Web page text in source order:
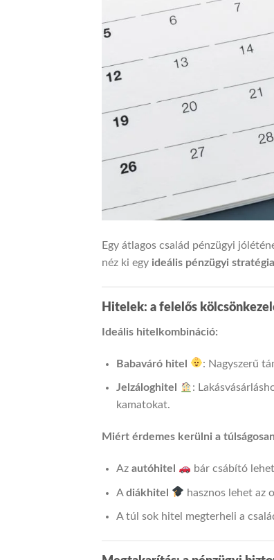
Egy átlagos család pénzügyi
néz ki egy ideális pénzügyi stratégia
Hitelek: a felelős
Ideális hitelkombináció:
Babaváró hitel : Nagyszerű
Jelzáloghitel
:
kamatokat.
Miért érdemes kerülni a
Az autóhitel bár csábító
A diákhitel hasznos lehet az
A túl sok hitel megterheli a